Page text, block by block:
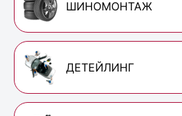
ШИНОМОНТАЖ
ДЕТЕЙЛИНГ